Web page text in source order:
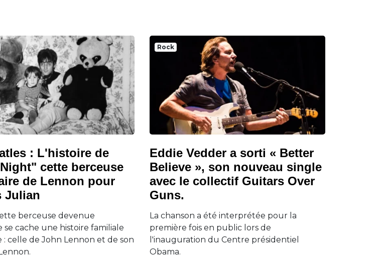
: L'histoire de
cette berceuse
de Lennon pour
Julian
berceuse devenue
se cache une histoire familiale
celle de John Lennon et de son
Rock
Eddie Vedder a sorti « Better
Believe », son nouveau single
avec le collectif Guitars Over
Guns.
La chanson a été interprétée pour la
première fois en public lors de
l'inauguration du Centre présidentiel
Obama.